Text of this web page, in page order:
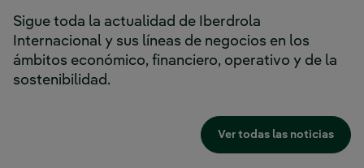
Sigue toda la actualidad de Iberdrola
Internacional y sus líneas de negocios en los
ámbitos económico, financiero, operativo y de la
sostenibilidad.
Ver todas las noticias